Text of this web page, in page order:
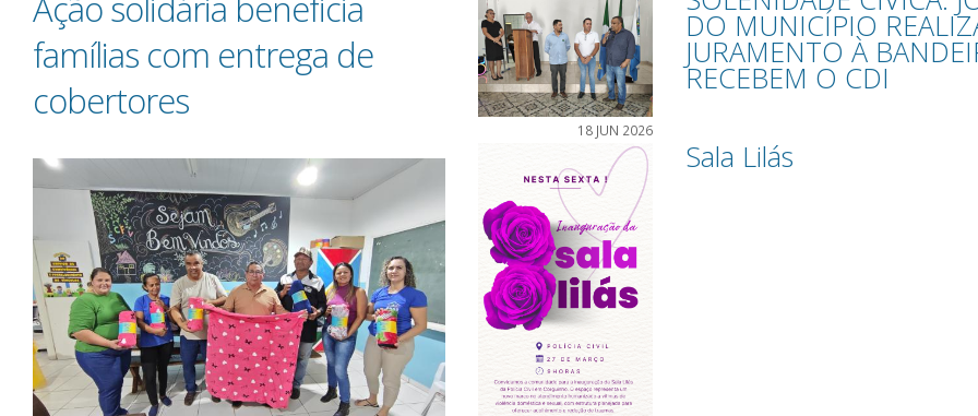
famílias com entrega de
cobertores
18 JUN 2026
DO MUNICÍPIO
JURAMENTO À
RECEBEM O CDI
Sala Lilás